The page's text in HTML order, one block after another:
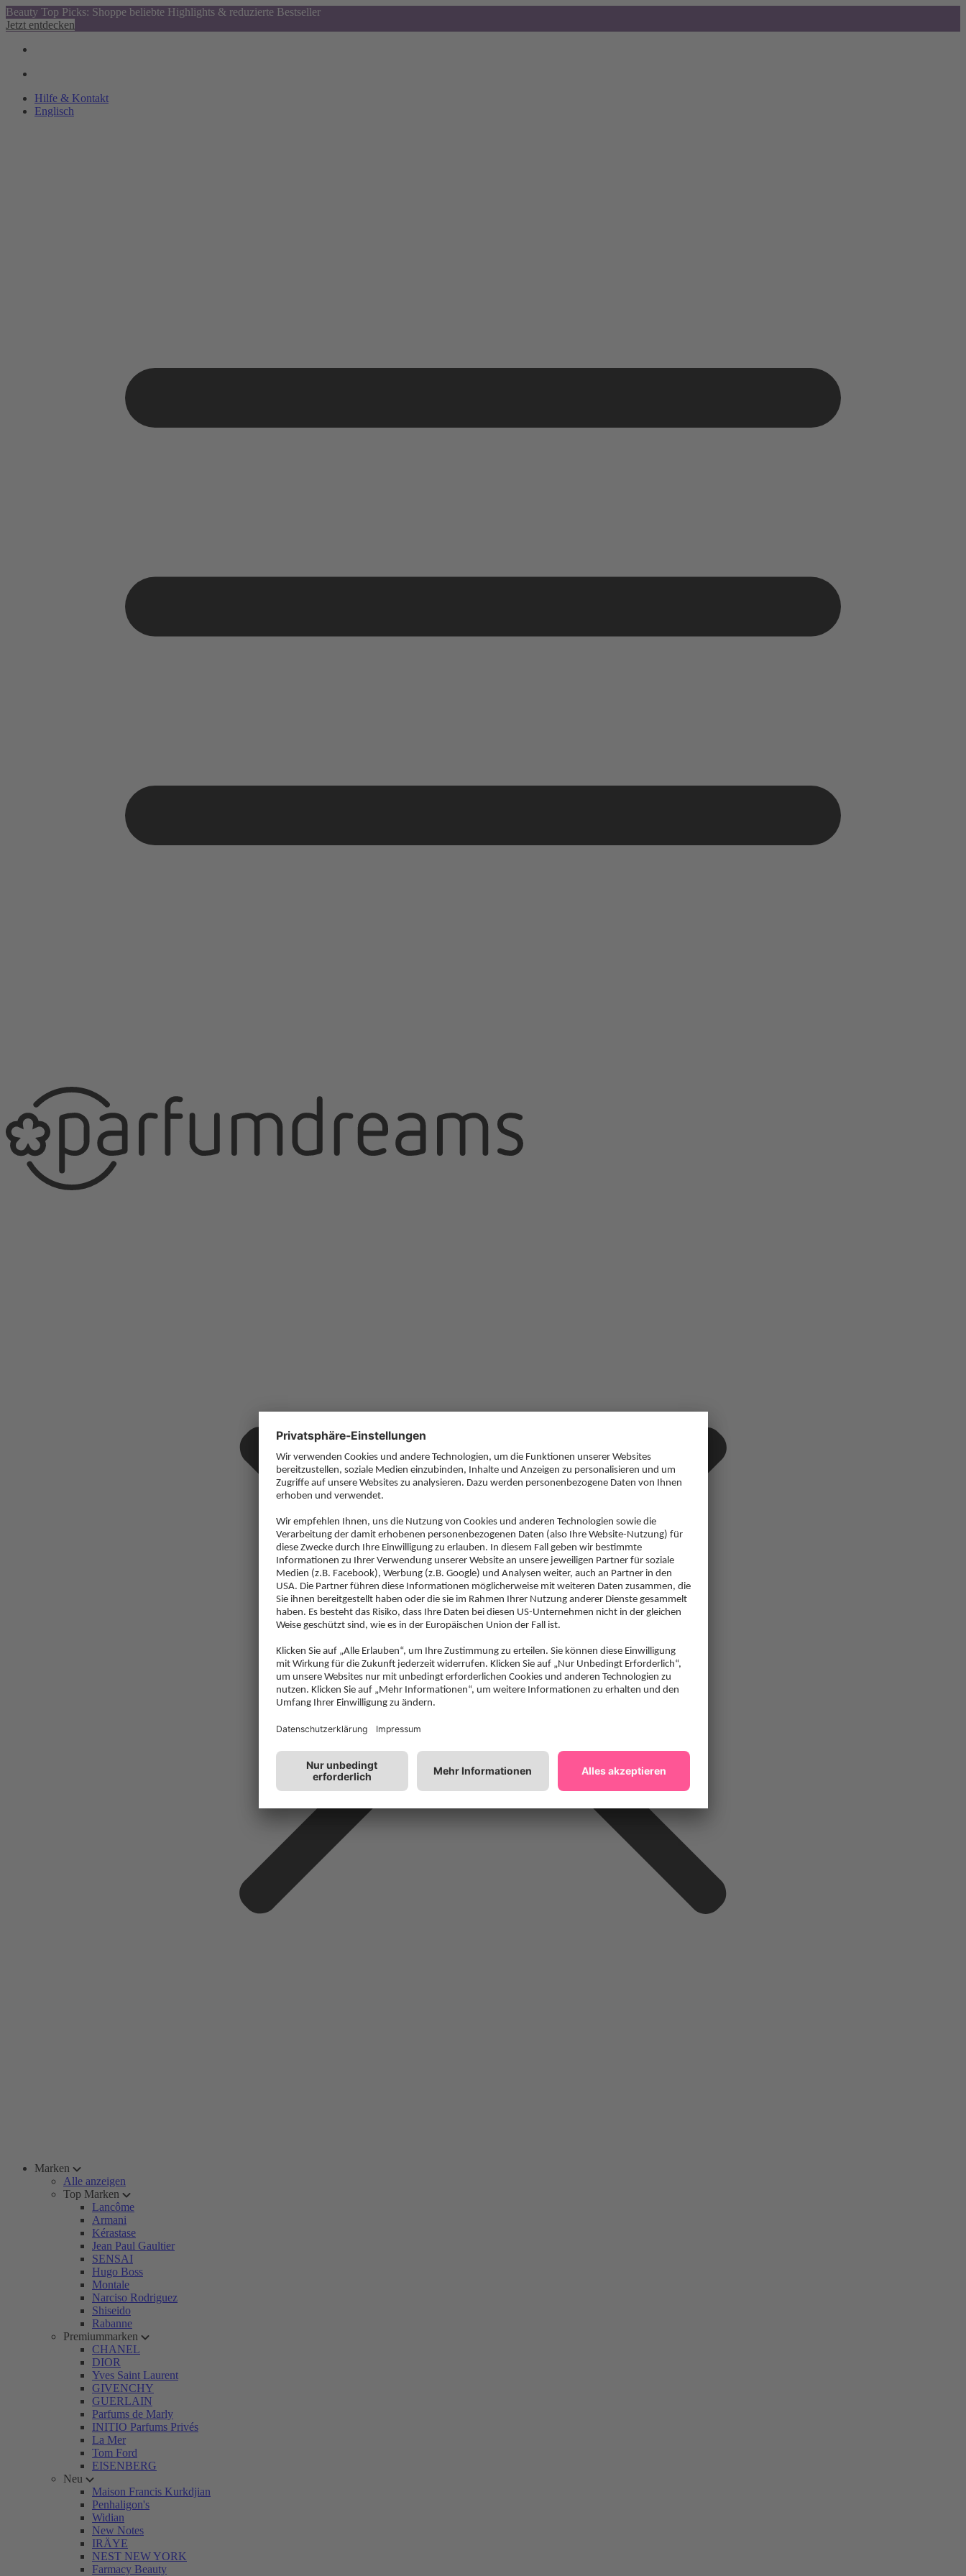
Beauty Top Picks: Shoppe beliebte Highlights & reduzierte Bestseller
Jetzt entdecken
Hilfe & Kontakt
Englisch
Marken
Alle anzeigen
Top Marken
Lancôme
Armani
Kérastase
Jean Paul Gaultier
SENSAI
Hugo Boss
Montale
Narciso Rodriguez
Shiseido
Rabanne
Premiummarken
CHANEL
DIOR
Yves Saint Laurent
GIVENCHY
GUERLAIN
Parfums de Marly
INITIO Parfums Privés
La Mer
Tom Ford
EISENBERG
Neu
Maison Francis Kurkdjian
Penhaligon's
Widian
New Notes
IRÄYE
NEST NEW YORK
Farmacy Beauty